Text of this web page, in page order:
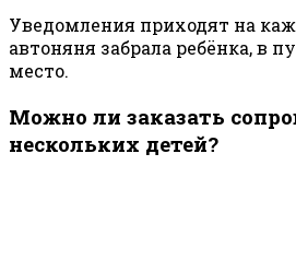
Уведомления приходят на
автоняня забрала ребёнка, в
место.
Можно ли заказать
нескольких детей?